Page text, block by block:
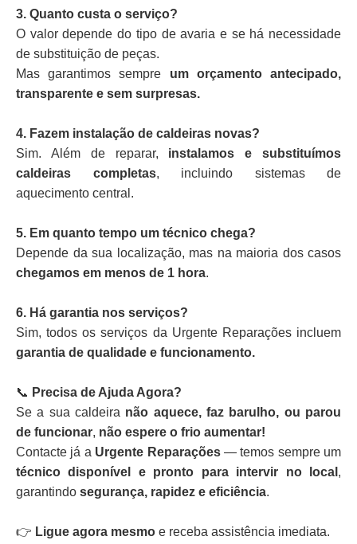
3. Quanto custa o serviço?
O valor depende do tipo de avaria e se há necessidade
de substituição de peças.
Mas garantimos sempre um orçamento antecipado,
transparente e sem surpresas.
4. Fazem instalação de caldeiras novas?
Sim. Além de reparar, instalamos e substituímos
caldeiras completas, incluindo sistemas de
aquecimento central.
5. Em quanto tempo um técnico chega?
Depende da sua localização, mas na maioria dos casos
chegamos em menos de 1 hora.
6. Há garantia nos serviços?
Sim, todos os serviços da Urgente Reparações incluem
garantia de qualidade e funcionamento.
📞 Precisa de Ajuda Agora?
Se a sua caldeira não aquece, faz barulho, ou parou
de funcionar, não espere o frio aumentar!
Contacte já a Urgente Reparações— temos sempre um
técnico disponível e pronto para intervir no local ,
garantindo segurança, rapidez e eficiência.
👉 Ligue agora mesmo e receba assistência imediata.